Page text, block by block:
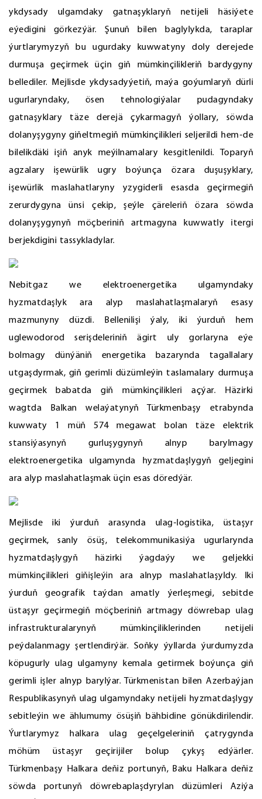
ykdysady ulgamdaky gatnaşyklaryň netijeli häsiýete
eýedigini görkezýär. Şunuň bilen baglylykda, taraplar
ýurtlarymyzyň bu ugurdaky kuwwatyny doly derejede
durmuşa geçirmek üçin giň mümkinçilikleriň bardygyny
bellediler. Mejlisde ykdysadyýetiň, maýa goýumlaryň dürli
ugurlaryndaky, ösen tehnologiýalar pudagyndaky
gatnaşyklary täze derejä çykarmagyň ýollary, söwda
dolanyşygyny giňeltmegiň mümkinçilikleri seljerildi hem-de
bilelikdäki işiň anyk meýilnamalary kesgitlenildi. Toparyň
agzalary işewürlik ugry boýunça özara duşuşyklary,
işewürlik maslahatlaryny yzygiderli esasda geçirmegiň
zerurdygyna ünsi çekip, şeýle çäreleriň özara söwda
dolanyşygynyň möçberiniň artmagyna kuwwatly itergi
berjekdigini tassykladylar.
Nebitgaz we elektroenergetika ulgamyndaky
hyzmatdaşlyk ara alyp maslahatlaşmalaryň esasy
mazmunyny düzdi. Bellenilişi ýaly, iki ýurduň hem
uglewodorod serişdeleriniň ägirt uly gorlaryna eýe
bolmagy dünýäniň energetika bazarynda tagallalary
utgaşdyrmak, giň gerimli düzümleýin taslamalary durmuşa
geçirmek babatda giň mümkinçilikleri açýar. Häzirki
wagtda Balkan welaýatynyň Türkmenbaşy etrabynda
kuwwaty 1 müň 574 megawat bolan täze elektrik
stansiýasynyň gurluşygynyň alnyp barylmagy
elektroenergetika ulgamynda hyzmatdaşlygyň geljegini
ara alyp maslahatlaşmak üçin esas döredýär.
Mejlisde iki ýurduň arasynda ulag-logistika, üstaşyr
geçirmek, sanly ösüş, telekommunikasiýa ugurlarynda
hyzmatdaşlygyň häzirki ýagdaýy we geljekki
mümkinçilikleri giňişleýin ara alnyp maslahatlaşyldy. Iki
ýurduň geografik taýdan amatly ýerleşmegi, sebitde
üstaşyr geçirmegiň möçberiniň artmagy döwrebap ulag
infrastrukturalarynyň mümkinçiliklerinden netijeli
peýdalanmagy şertlendirýär. Soňky ýyllarda ýurdumyzda
köpugurly ulag ulgamyny kemala getirmek boýunça giň
gerimli işler alnyp barylýar. Türkmenistan bilen Azerbaýjan
Respublikasynyň ulag ulgamyndaky netijeli hyzmatdaşlygy
sebitleýin we ählumumy ösüşiň bähbidine gönükdirilendir.
Ýurtlarymyz halkara ulag geçelgeleriniň çatrygynda
möhüm üstaşyr geçirijiler bolup çykyş edýärler.
Türkmenbaşy Halkara deňiz portunyň, Baku Halkara deňiz
söwda portunyň döwrebaplaşdyrylan düzümleri Aziýa